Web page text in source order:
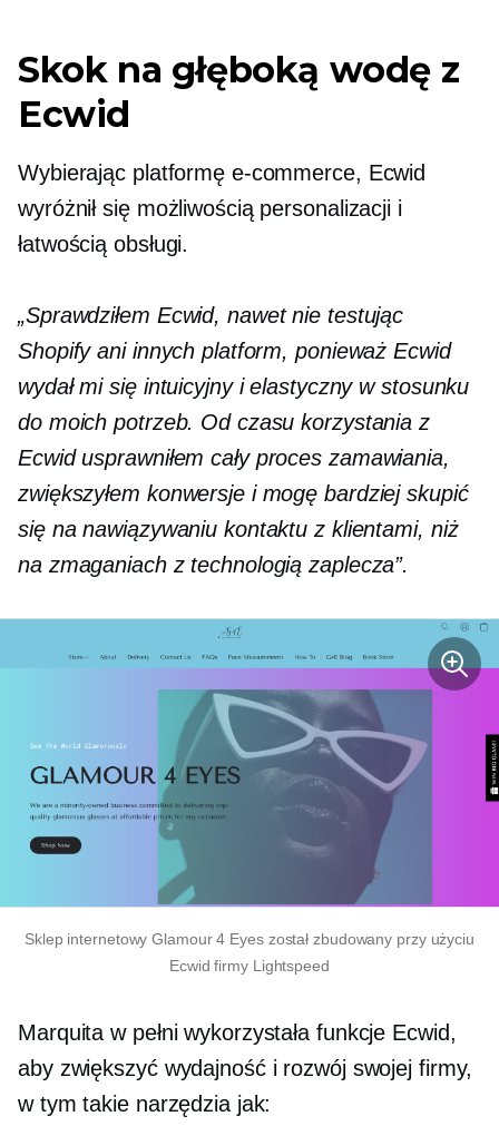
Skok na głęboką wodę z
Ecwid
Wybierając platformę e-commerce, Ecwid
wyróżnił się możliwością personalizacji i
łatwością obsługi.
„Sprawdziłem Ecwid, nawet nie testując
Shopify ani innych platform, ponieważ Ecwid
wydał mi się intuicyjny i elastyczny w stosunku
do moich potrzeb. Od czasu korzystania z
Ecwid usprawniłem cały proces zamawiania,
zwiększyłem konwersje i mogę bardziej skupić
się na nawiązywaniu kontaktu z klientami, niż
na zmaganiach z technologią zaplecza”.
Sklep internetowy Glamour 4 Eyes został zbudowany przy użyciu
Ecwid firmy Lightspeed
Marquita w pełni wykorzystała funkcje Ecwid,
aby zwiększyć wydajność i rozwój swojej firmy,
w tym takie narzędzia jak: